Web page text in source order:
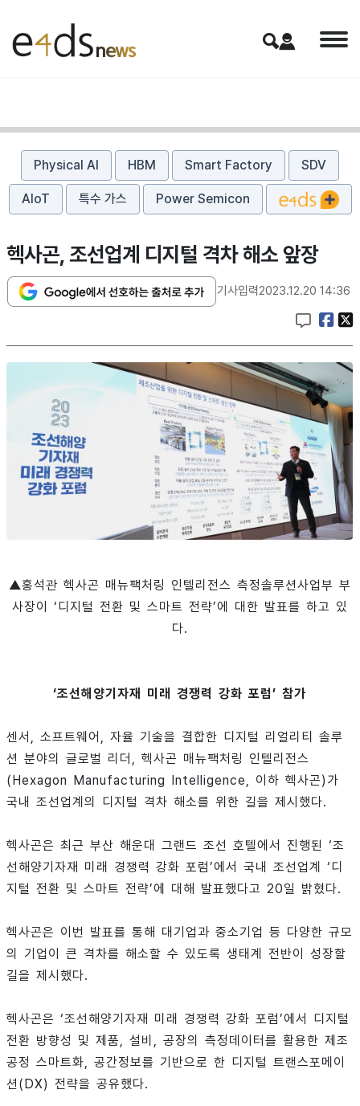
Physical AI HBM Smart Factory SDV
AIoT 특수 가스 Power Semicon
헥사곤, 조선업계 디지털 격차 해소 앞장
기사입력2023.12.20 14:36
▲홍석관 헥사곤 매뉴팩처링 인텔리전스 측정솔루션사업부 부
사장이 ‘디지털 전환 및 스마트 전략’에 대한 발표를 하고 있
다.
‘조선해양기자재 미래 경쟁력 강화 포럼’ 참가
센서, 소프트웨어, 자율 기술을 결합한 디지털 리얼리티 솔루
션 분야의 글로벌 리더, 헥사곤 매뉴팩처링 인텔리전스
(Hexagon Manufacturing Intelligence, 이하 헥사곤)가
국내 조선업계의 디지털 격차 해소를 위한 길을 제시했다.
헥사곤은 최근 부산 해운대 그랜드 조선 호텔에서 진행된 ‘조
선해양기자재 미래 경쟁력 강화 포럼’에서 국내 조선업계 ‘디
지털 전환 및 스마트 전략’에 대해 발표했다고 20일 밝혔다.
헥사곤은 이번 발표를 통해 대기업과 중소기업 등 다양한 규모
의 기업이 큰 격차를 해소할 수 있도록 생태계 전반이 성장할
길을 제시했다.
헥사곤은 ‘조선해양기자재 미래 경쟁력 강화 포럼’에서 디지털
전환 방향성 및 제품, 설비, 공장의 측정데이터를 활용한 제조
공정 스마트화, 공간정보를 기반으로 한 디지털 트랜스포메이
션(DX) 전략을 공유했다.